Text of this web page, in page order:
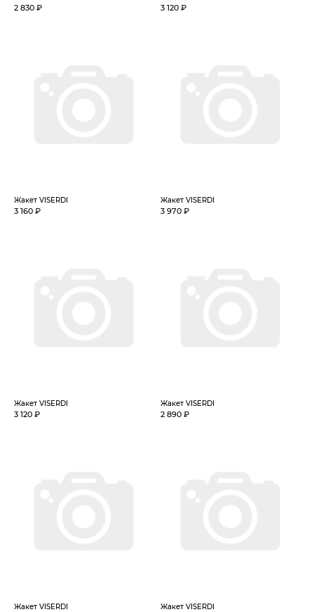
2 830 ₽ 3 120 ₽
Жакет VISERDI
3 160 ₽
Жакет VISERDI
3 970 ₽
Жакет VISERDI
3 120 ₽
Жакет VISERDI
2 890 ₽
Жакет VISERDI Жакет VISERDI